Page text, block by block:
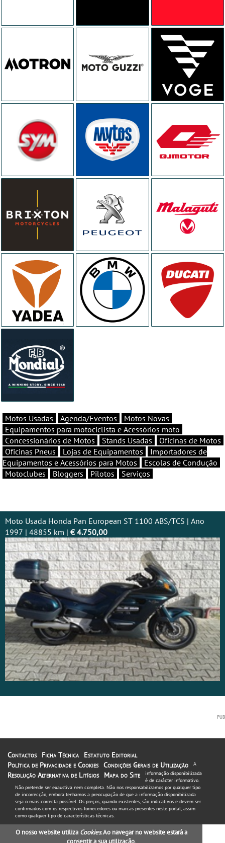
Motos Usadas Agenda/Eventos
Motos Novas
Equipamentos para motociclista e Acessórios moto
Concessionários de Motos
Stands Usadas
Oficinas de Motos
Oficinas Pneus
Lojas de Equipamentos
Importadores de
Equipamentos e Acessórios para Motos
Escolas de Condução
Motoclubes
Bloggers Pilotos Serviços
Moto Usada Honda Pan European ST 1100 ABS/TCS | Ano
1997 | 48855 km | € 4.750,00
Contactos Ficha Técnica
Estatuto Editorial
Política de Privacidade e Cookies Condições Gerais de Utilização
Resolução Alternativa de Litígios
Mapa do Site
A
informação disponibilizada
é de carácter informativo.
Não pretende ser exaustiva nem completa. Não nos responsabilizamos por qualquer tipo
de incorrecção, embora tenhamos a preocupação de que a informação disponibilizada
seja o mais correcta possível. Os preços, quando existentes, são indicativos e devem ser
confirmados com os respectivos fornecedores ou marcas presentes neste portal, assim
como qualquer tipo de características técnicas.
O nosso website utiliza Cookies. Ao navegar no website estará a
consentir a sua utilização.